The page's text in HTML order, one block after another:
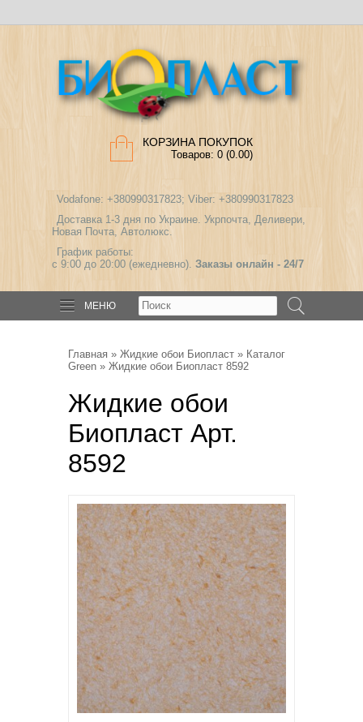
КОРЗИНА ПОКУПОК
Товаров: 0 (0.00)
Vodafone: +380990317823; Viber: +380990317823
Доставка 1-3 дня по Украине. Укрпочта, Деливери,
Новая Почта, Автолюкс.
График работы:
с 9:00 до 20:00 (ежедневно). Заказы онлайн - 24/7
МЕНЮ
Главная » Жидкие обои Биопласт » Каталог
Green » Жидкие обои Биопласт 8592
Жидкие обои
Биопласт Арт.
8592